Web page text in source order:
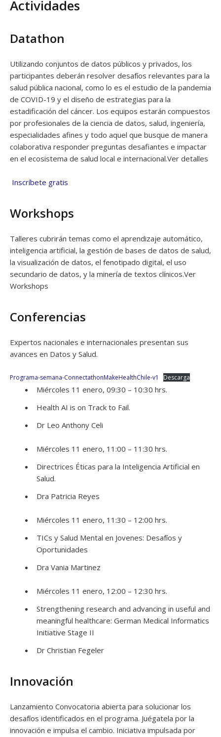
Actividades
Datathon
Utilizando conjuntos de datos públicos y privados, los
participantes deberán resolver desafíos relevantes para la
salud pública nacional, como lo es el estudio de la pandemia
de COVID-19 y el diseño de estrategias para la
estadificación del cáncer. Los equipos estarán compuestos
por profesionales de la ciencia de datos, salud, ingeniería,
especialidades afines y todo aquel que busque de manera
colaborativa responder preguntas desafiantes e impactar
en el ecosistema de salud local e internacional.Ver detalles
Inscríbete gratis
Workshops
Talleres cubrirán temas como el aprendizaje automático,
inteligencia artificial, la gestión de bases de datos de salud,
la visualización de datos, el fenotipado digital, el uso
secundario de datos, y la minería de textos clínicos.Ver
Workshops
Conferencias
Expertos nacionales e internacionales presentan sus
avances en Datos y Salud.
Programa-semana-ConnectathonMakeHealthChile-v1 Descarga
Miércoles 11 enero, 09:30 – 10:30 hrs.
Health AI is on Track to Fail.
Dr Leo Anthony Celi
Miércoles 11 enero, 11:00 – 11:30 hrs.
Directrices Éticas para la Inteligencia Artificial en
Salud.
Dra Patricia Reyes
Miércoles 11 enero, 11:30 – 12:00 hrs.
TICs y Salud Mental en Jovenes: Desafíos y
Oportunidades
Dra Vania Martinez
Miércoles 11 enero, 12:00 – 12:30 hrs.
Strengthening research and advancing in useful and
meaningful healthcare: German Medical Informatics
Initiative Stage II
Dr Christian Fegeler
Innovación
Lanzamiento Convocatoria abierta para solucionar los
desafíos identificados en el programa. Juégatela por la
innovación e impulsa el cambio. Iniciativa impulsada por